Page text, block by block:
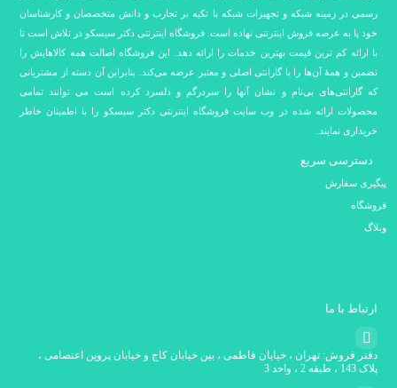
رسمی در زمینه شبکه و تجهیزات شبکه با تکیه بر تجارب و دانش متخصصان و کارشناسان
خود پا به عرصه فروش اینترنتی نهاده است. فروشگاه اینترنتی دکتر سیسکو در تلاش است تا
با ارائه کم ترین قیمت بهترین خدمات را ارائه دهد. این فروشگاه اصالت همه کالاهایش را
تضمین و همۀ آن‌ها را با گارانتی اصلی و معتبر عرضه می‌کند. بنابراین آن دسته از مشتریانی
که گارانتی‌های بی‌نام و نشان آنها را سردرگم و دلسرد کرده است می توانند تمامی
محصولات ارائه شده در وب سایت فروشگاه اینترنتی دکتر سیسکو را با اطمینان خاطر
خریداری نمایند.
دسترسی سریع
پیگیری سفارش
فروشگاه
وبلاگ
ارتباط با ما
دفتر فروش: تهران ، خیابان فاطمی ، بین خیابان کاج و خیابان پروین اعتصامی ،
پلاک 143 ، طبقه 2 ، واحد 3